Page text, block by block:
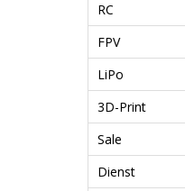
RC
FPV
LiPo
3D-Print
Sale
Dienst